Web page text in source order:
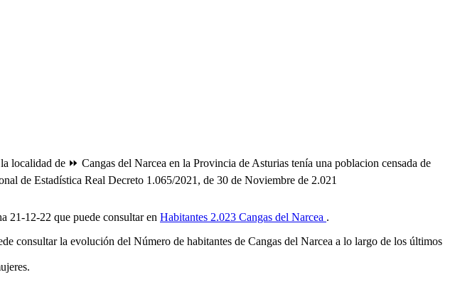
localidad de ⏩ Cangas del Narcea en la Provincia de Asturias tenía una poblacion censada de
de Estadística Real Decreto 1.065/2021, de 30 de Noviembre de 2.021
21-12-22 que puede consultar en Habitantes 2.023 Cangas del Narcea .
consultar la evolución del Número de habitantes de Cangas del Narcea a lo largo de los últimos